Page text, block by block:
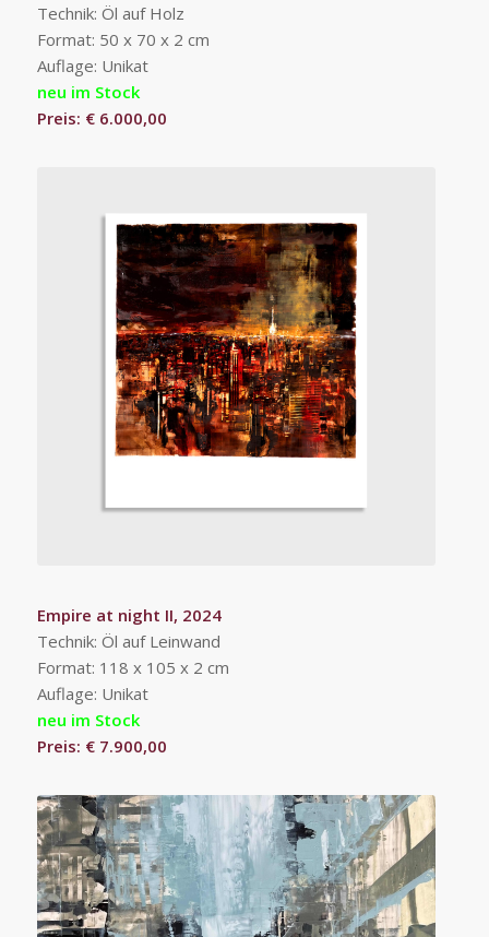
Technik: Öl auf Holz
Format: 50 x 70 x 2 cm
Auflage: Unikat
neu im Stock
Preis: € 6.000,00
Empire at night II, 2024
Technik: Öl auf Leinwand
Format: 118 x 105 x 2 cm
Auflage: Unikat
neu im Stock
Preis: € 7.900,00